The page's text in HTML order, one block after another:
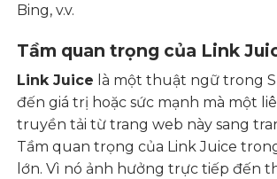
Bing, v.v.
Tầm quan trọng của Link
Link Juice là một thuật ngữ trong
đến giá trị hoặc sức mạnh mà một
truyền tải từ trang web này sang
Tầm quan trọng của Link Juice
lớn. Vì nó ảnh hưởng trực tiếp đến